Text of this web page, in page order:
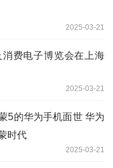
2025-03-21
费电子博览会在上海
2025-03-21
5的华为手机面世 华为
时代
2025-03-21